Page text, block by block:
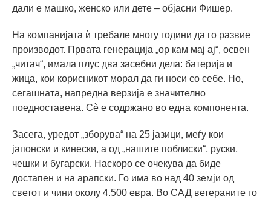
дали е машко, женско или дете – објасни Фишер.
На компанијата ѝ требале многу години да го развие
производот. Првата генерација „ор кам мај ај“, освен
„читач“, имала плус два засебни дела: батерија и
жица, кои корисникот морал да ги носи со себе. Но,
сегашната, напредна верзија е значително
поедноставена. Сè е содржано во една компонента.
Засега, уредот „зборува“ на 25 јазици, меѓу кои
јапонски и кинески, а од „нашите поблиски“, руски,
чешки и бугарски. Наскоро се очекува да биде
достапен и на арапски. Го има во над 40 земји од
светот и чини околу 4.500 евра. Во САД ветераните го